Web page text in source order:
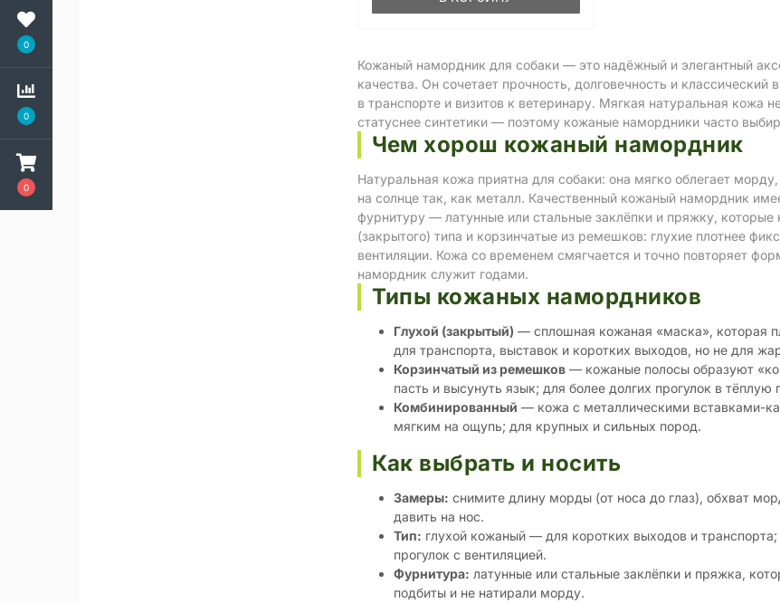
0
0
0
Кожаный намордник для собаки — это надёжный и элегантный
качества. Он сочетает прочность, долговечность и
в транспорте и визитов к ветеринару. Мягкая натуральная кожа
статуснее синтетики — поэтому кожаные намордники часто
Чем хорош кожаный намордник
Натуральная кожа приятна для собаки: она мягко облегает
на солнце так, как металл. Качественный кожаный намордник
фурнитуру — латунные или стальные заклёпки и пряжку,
(закрытого) типа и корзинчатые из ремешков: глухие плотнее
вентиляции. Кожа со временем смягчается и точно повторяет
намордник служит годами.
Типы кожаных намордников
Глухой (закрытый) — сплошная кожаная «маска», которая
для транспорта, выставок и коротких выходов, но не для
Корзинчатый из ремешков— кожаные полосы образуют
пасть и высунуть язык; для более долгих прогулок в тёплую
Комбинированный — кожа с металлическими вставками-
мягким на ощупь; для крупных и сильных пород.
Как выбрать и носить
Замеры: снимите длину морды (от носа до глаз), обхват
давить на нос.
Тип: глухой кожаный — для коротких выходов и
прогулок с вентиляцией.
Фурнитура: латунные или стальные заклёпки и пряжка,
подбиты и не натирали морду.